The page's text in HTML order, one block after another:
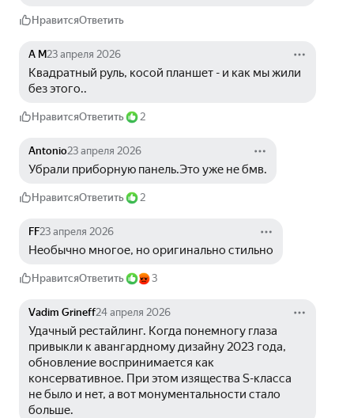
НравитсяОтветить
А М23 апреля 2026
Квадратный руль, косой планшет - и как мы жили
без этого..
НравитсяОтветить 2
Antonio23 апреля 2026
Убрали приборную панель.Это уже не бмв.
НравитсяОтветить 2
FF23 апреля 2026
Необычно многое, но оригинально стильно
НравитсяОтветить 3
Vadim Grineff24 апреля 2026
Удачный рестайлинг. Когда понемногу глаза
привыкли к авангардному дизайну 2023 года,
обновление воспринимается как
консервативное. При этом изящества S-класса
не было и нет, а вот монументальности стало
больше.